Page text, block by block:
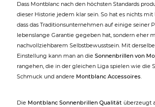
Dass Montblanc nach den höchsten Standards
dieser Historie jedem klar sein. So hat es nichts mit
dass das Traditionsunternehmen auf einige seiner
lebenslange Garantie gegeben hat, sondern eher
nachvollziehbarem Selbstbewusstsein. Mit
Einstellung kann man an die Sonnenbrillen von
rangehen, die in der gleichen Liga spielen wie die
Schmuck und andere Montblanc Accessoires.
Die Montblanc Sonnenbrillen Qualität überzeugt